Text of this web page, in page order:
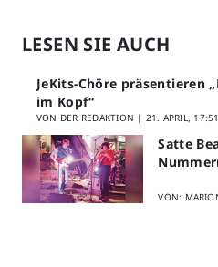
LESEN SIE AUCH
JeKits-Chöre präsentieren
im Kopf“
VON DER REDAKTION | 21. APRIL, 17:51
Satte
VON: